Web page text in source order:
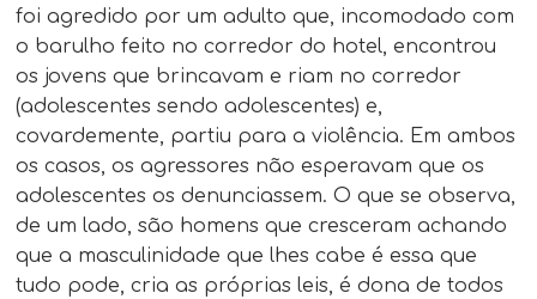
foi agredido por um adulto que, incomodado com
o barulho feito no corredor do hotel, encontrou
os jovens que brincavam e riam no corredor
(adolescentes sendo adolescentes) e,
covardemente, partiu para a violência. Em ambos
os casos, os agressores não esperavam que os
adolescentes os denunciassem. O que se observa,
de um lado, são homens que cresceram achando
que a masculinidade que lhes cabe é essa que
tudo pode, cria as próprias leis, é dona de todos